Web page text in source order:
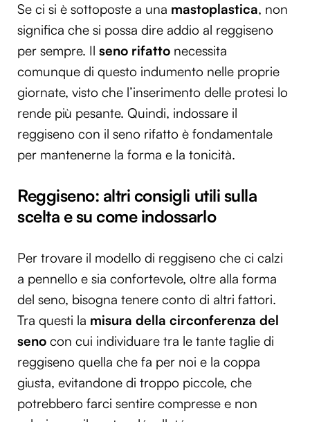
Se ci si è sottoposte a una mastoplastica, non
significa che si possa dire addio al reggiseno
per sempre. Il seno rifatto necessita
comunque di questo indumento nelle proprie
giornate, visto che l’inserimento delle protesi lo
rende più pesante. Quindi, indossare il
reggiseno con il seno rifatto è fondamentale
per mantenerne la forma e la tonicità.
Reggiseno: altri consigli utili sulla
scelta e su come indossarlo
Per trovare il modello di reggiseno che ci calzi
a pennello e sia confortevole, oltre alla forma
del seno, bisogna tenere conto di altri fattori.
Tra questi la misura della circonferenza del
seno con cui individuare tra le tante taglie di
reggiseno quella che fa per noi e la coppa
giusta, evitandone di troppo piccole, che
potrebbero farci sentire compresse e non